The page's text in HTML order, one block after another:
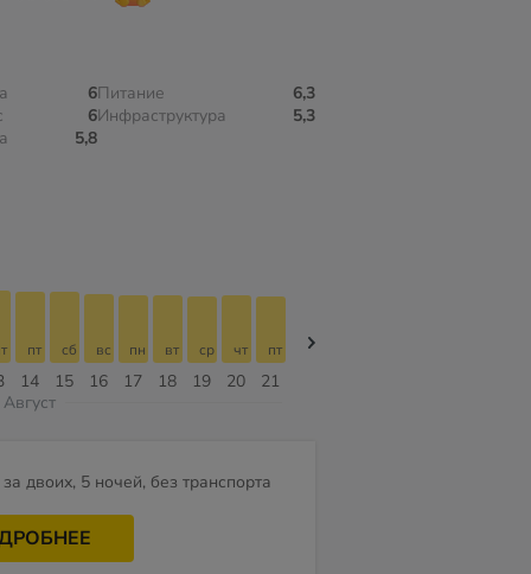
6
6
5,8
Питание
6,3
Инфраструктура
5,3
14
пт
15
сб
16
вс
17
пн
18
вт
19
ср
20
чт
21
пт
Август
за двоих, 5 ночей, без транспорта